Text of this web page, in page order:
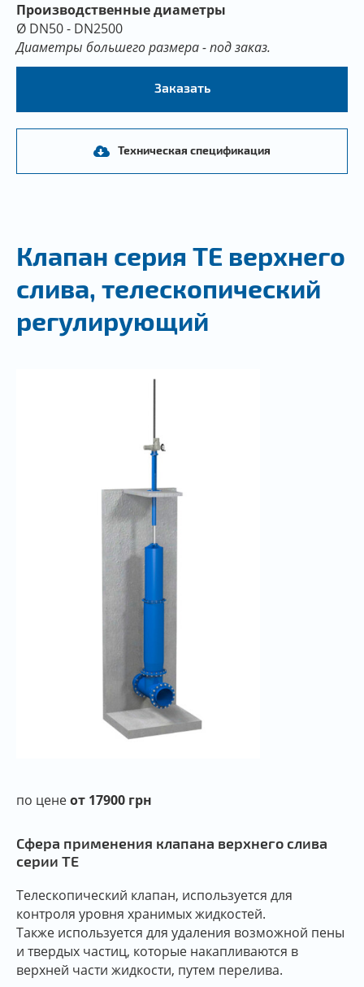
Производственные диаметры
Ø DN50 - DN2500
Диаметры большего размера - под заказ.
Заказать
Техническая спецификация
Клапан серия TE верхнего
слива, телескопический
регулирующий
по ценеот 17900 грн
Сфера применения клапана верхнего слива
серии TE
Телескопический клапан, используется для
контроля уровня хранимых жидкостей.
Также используется для удаления возможной пены
и твердых частиц, которые накапливаются в
верхней части жидкости, путем перелива.